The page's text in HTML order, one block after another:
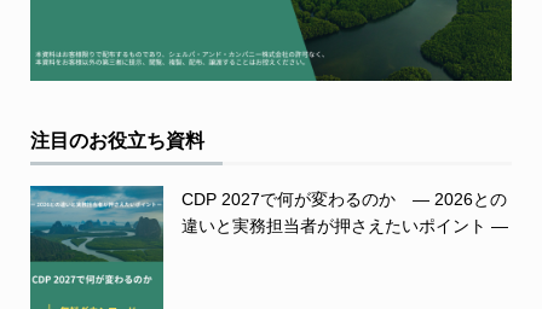
注目のお役立ち資料
CDP 2027で何が変わるのか ― 2026との
違いと実務担当者が押さえたいポイント ―